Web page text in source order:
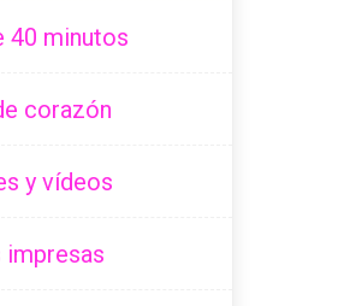
40 minutos
corazón
y vídeos